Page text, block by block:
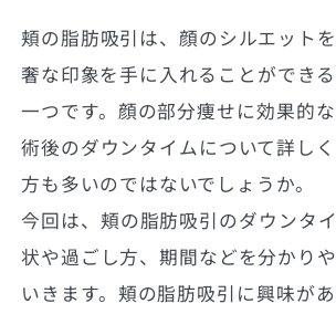
頬の脂肪吸引は、顔のシルエット
奢な印象を手に入れることができ
一つです。顔の部分痩せに効果的
術後のダウンタイムについて詳し
方も多いのではないでしょうか。
今回は、頬の脂肪吸引のダウンタ
状や過ごし方、期間などを分かり
いきます。頬の脂肪吸引に興味が